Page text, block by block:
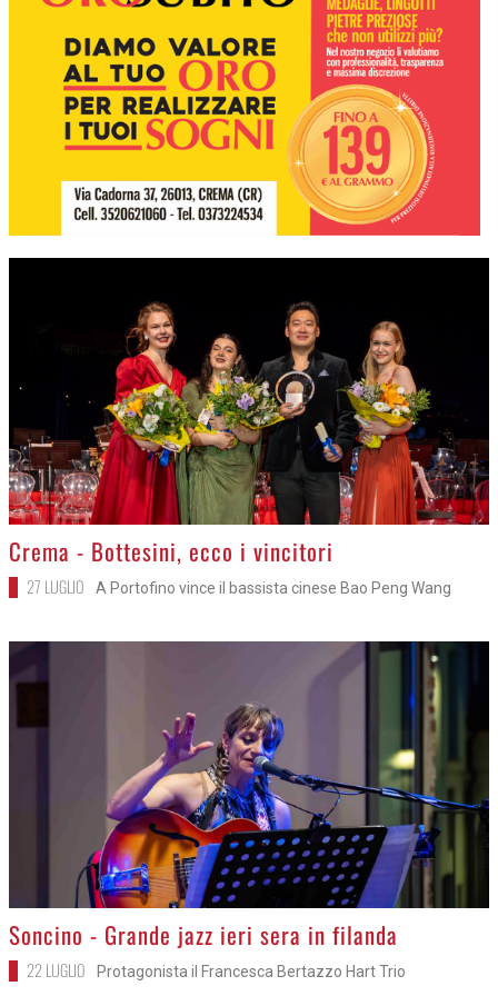
>
Crema - Bottesini, ecco i vincitori
27 LUGLIO A Portofino vince il bassista cinese Bao Peng Wang
>
Soncino - Grande jazz ieri sera in filanda
22 LUGLIO Protagonista il Francesca Bertazzo Hart Trio